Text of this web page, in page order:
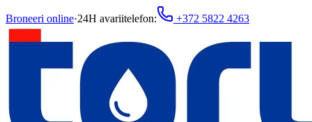
Broneeri online·24H avariitelefon: +372 5822 4263